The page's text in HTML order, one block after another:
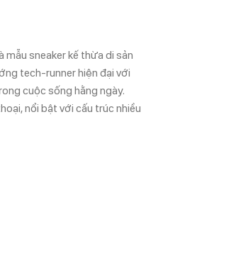
mẫu sneaker kế thừa di sản
tech-runner hiện đại với
cuộc sống hằng ngày.
nổi bật với cấu trúc nhiều